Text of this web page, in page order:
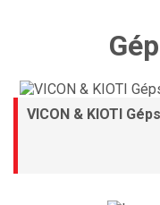
VICON & KIOTI